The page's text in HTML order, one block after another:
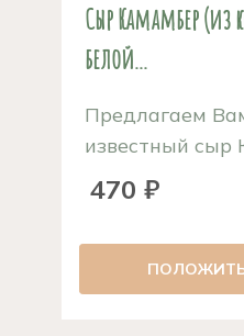
Сыр Камамбер (из
белой...
Предлагаем
известный сыр
470 ₽